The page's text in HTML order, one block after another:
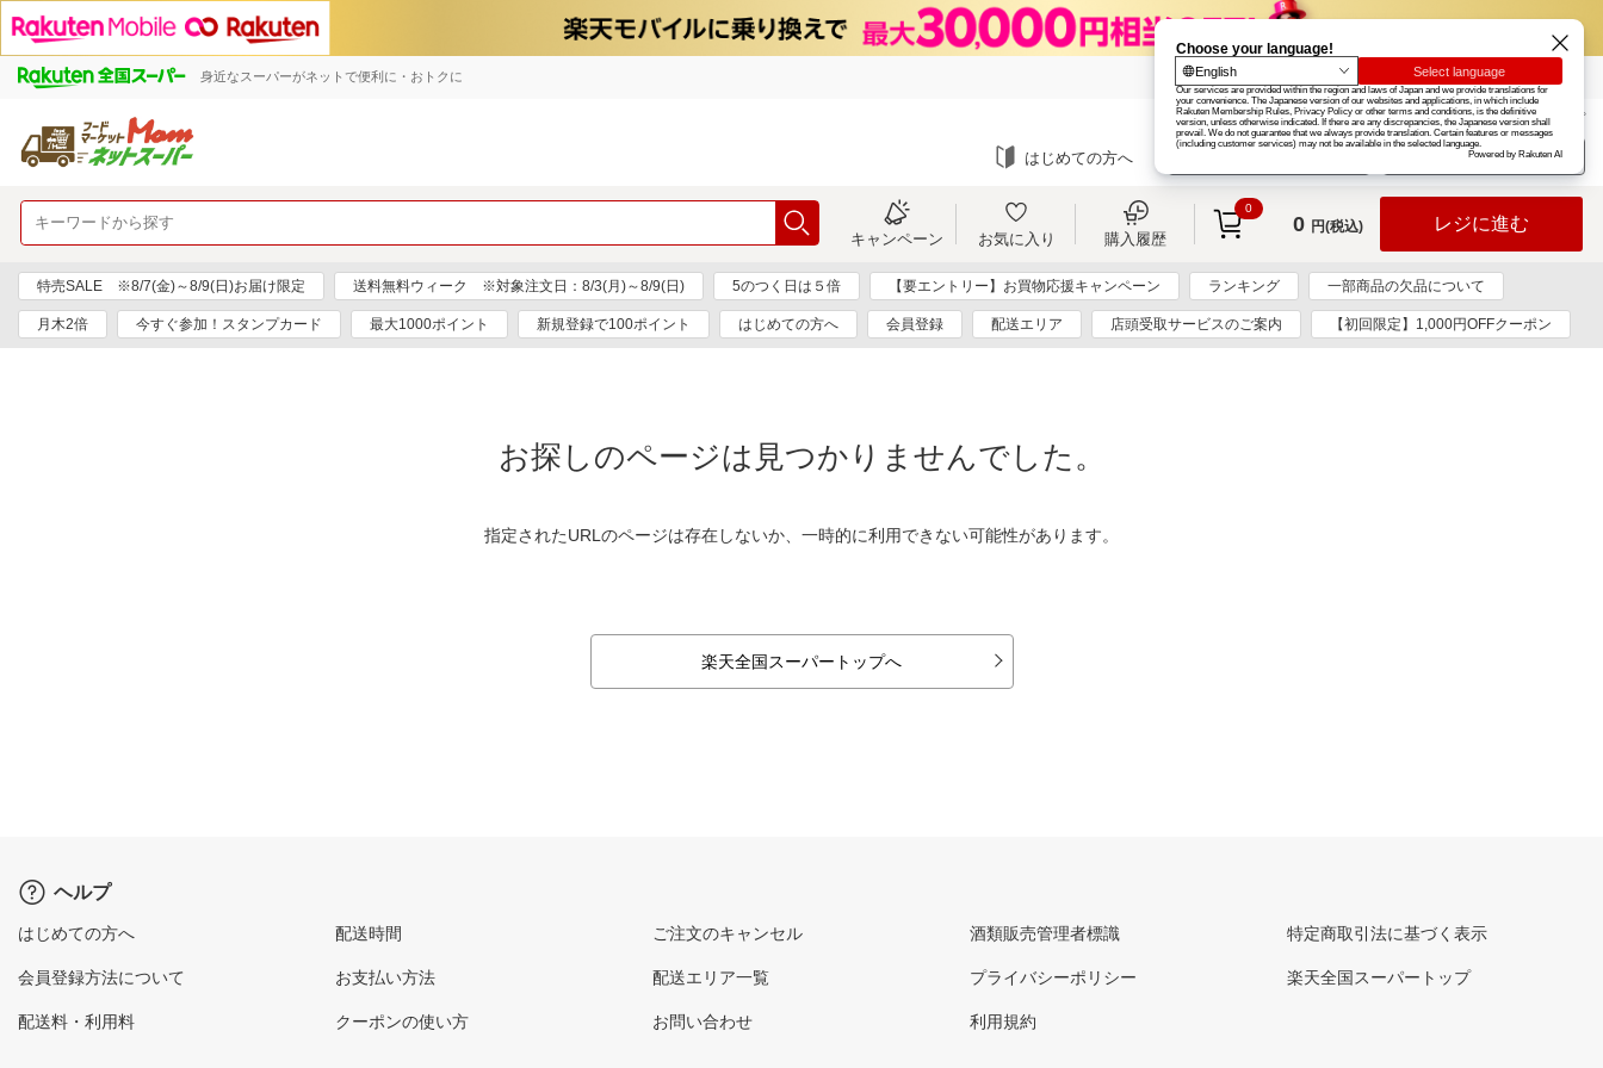
身近なスーパーがネットで便利に・おトクに 楽天グループ カード
お知らせ ヘルプ
はじめての方へ ログイン
キャンペーン お気に入り 購入履歴
0
0 円(税込) レジに進む
特売SALE ※8/7(金)～8/9(日)お届け限定 送料無料ウィーク ※対象注文日：8/3(月)～8/9(日) 5のつく日は５倍 【要エントリー】お買物応援キャンペーン ランキング 一部商品の欠品について
月木2倍 今すぐ参加！スタンプカード 最大1000ポイント 新規登録で100ポイント はじめての方へ 会員登録 配送エリア 店頭受取サービスのご案内 【初回限定】1,000円OFFクーポン
お探しのページは見つかりませんでした。
指定されたURLのページは存在しないか、一時的に利用できない可能性があります。
楽天全国スーパートップへ
ヘルプ
はじめての方へ
会員登録方法について
配送料・利用料
配送時間
お支払い方法
クーポンの使い方
ご注文のキャンセル
配送エリア一覧
お問い合わせ
酒類販売管理者標識
プライバシーポリシー
利用規約
特定商取引法に基づく表示
楽天全国スーパートップ